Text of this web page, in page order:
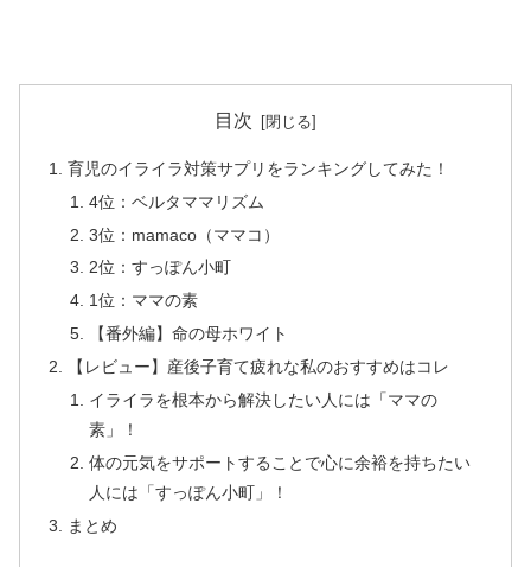
目次
育児のイライラ対策サプリをランキングしてみた！
4位：ベルタママリズム
3位：mamaco（ママコ）
2位：すっぽん小町
1位：ママの素
【番外編】命の母ホワイト
【レビュー】産後子育て疲れな私のおすすめはコレ
イライラを根本から解決したい人には「ママの
素」！
体の元気をサポートすることで心に余裕を持ちたい
人には「すっぽん小町」！
まとめ